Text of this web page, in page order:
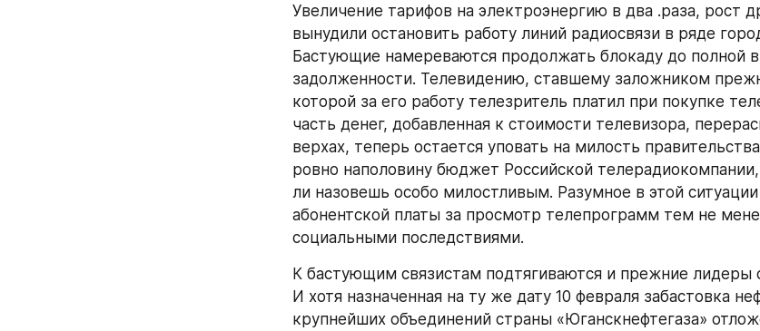
Увеличение тарифов на электроэнергию в два .раза, рост
вынудили остановить работу линий радиосвязи в ряде
Бастующие намереваются продолжать блокаду до полной
задолженности. Телевидению, ставшему заложником
которой за его работу телезритель платил при покупке
часть денег, добавленная к стоимости телевизора,
верхах, теперь остается уповать на милость
ровно наполовину бюджет Российской
ли назовешь особо милостливым. Разумное в этой
абонентской платы за просмотр телепрограмм тем не
социальными последствиями.
К бастующим связистам подтягиваются и прежние лидеры
И хотя назначенная на ту же дату 10 февраля забастовка
крупнейших объединений страны «Юганскнефтегаза»